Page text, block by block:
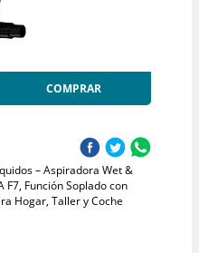
COMPRAR
– Aspiradora Wet &
F7, Función Soplado con
Hogar, Taller y Coche